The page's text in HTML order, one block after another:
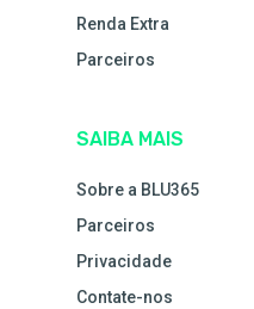
Renda Extra
Parceiros
SAIBA MAIS
Sobre a BLU365
Parceiros
Privacidade
Contate-nos